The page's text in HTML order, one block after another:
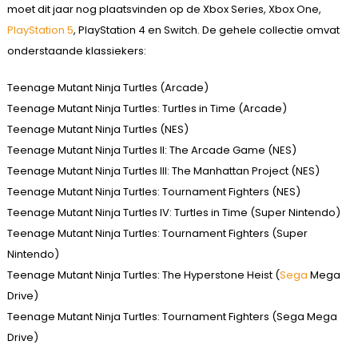
moet dit jaar nog plaatsvinden op de Xbox Series, Xbox One,
PlayStation 5, PlayStation 4 en Switch. De gehele collectie omvat
onderstaande klassiekers:
Teenage Mutant Ninja Turtles (Arcade)
Teenage Mutant Ninja Turtles: Turtles in Time (Arcade)
Teenage Mutant Ninja Turtles (NES)
Teenage Mutant Ninja Turtles II: The Arcade Game (NES)
Teenage Mutant Ninja Turtles III: The Manhattan Project (NES)
Teenage Mutant Ninja Turtles: Tournament Fighters (NES)
Teenage Mutant Ninja Turtles IV: Turtles in Time (Super Nintendo)
Teenage Mutant Ninja Turtles: Tournament Fighters (Super
Nintendo)
Teenage Mutant Ninja Turtles: The Hyperstone Heist (Sega Mega
Drive)
Teenage Mutant Ninja Turtles: Tournament Fighters (Sega Mega
Drive)